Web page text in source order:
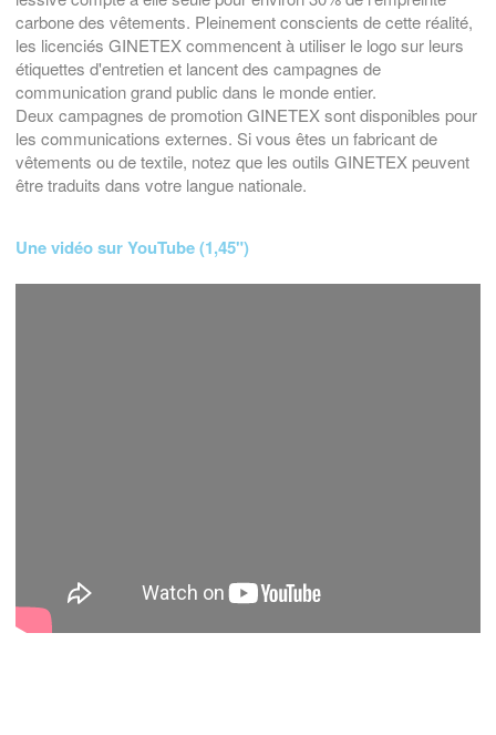
carbone des vêtements. Pleinement conscients de cette réalité,
les licenciés GINETEX commencent à utiliser le logo sur leurs
étiquettes d'entretien et lancent des campagnes de
communication grand public dans le monde entier.
Deux campagnes de promotion GINETEX sont disponibles pour
les communications externes. Si vous êtes un fabricant de
vêtements ou de textile, notez que les outils GINETEX peuvent
être traduits dans votre langue nationale.
Une vidéo sur YouTube (1,45")